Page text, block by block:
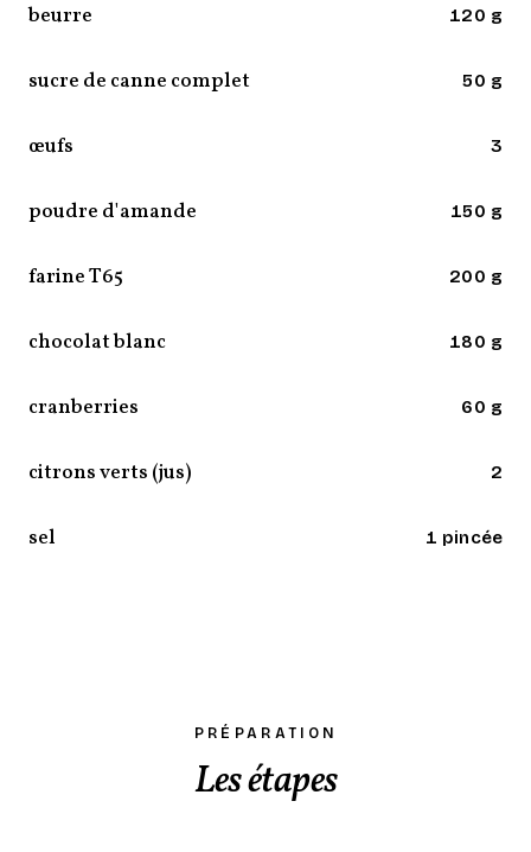
beurre 120 g
sucre de canne complet 50 g
œufs 3
poudre d'amande 150 g
farine T65 200 g
chocolat blanc 180 g
cranberries 60 g
citrons verts (jus) 2
sel 1 pincée
PRÉPARATION
Les étapes